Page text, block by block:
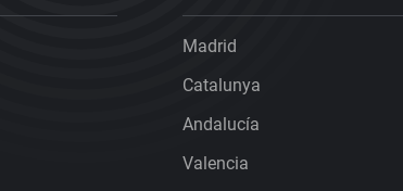
Madrid
Catalunya
Andalucía
Valencia